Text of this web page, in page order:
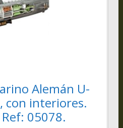
Alemán U-
con interiores.
05078.